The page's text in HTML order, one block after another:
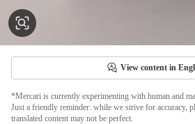
View content in
*Mercari is currently experimenting with human and
Just a friendly reminder: while we strive for accuracy,
translated content may not be perfect.